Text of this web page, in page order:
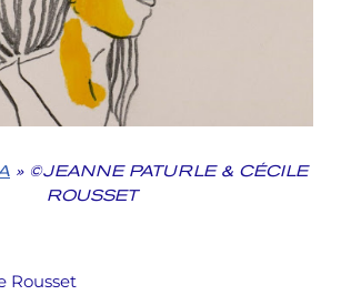
» ©JEANNE PATURLE & CÉCILE
ROUSSET
Rousset